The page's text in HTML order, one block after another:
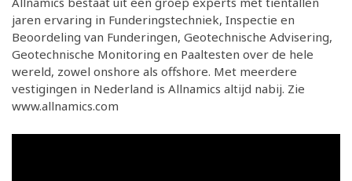
jaren ervaring in Funderingstechniek, Inspectie en
Beoordeling van Funderingen, Geotechnische Advisering,
Geotechnische Monitoring en Paaltesten over de hele
wereld, zowel onshore als offshore. Met meerdere
vestigingen in Nederland is Allnamics altijd nabij. Zie
www.allnamics.com